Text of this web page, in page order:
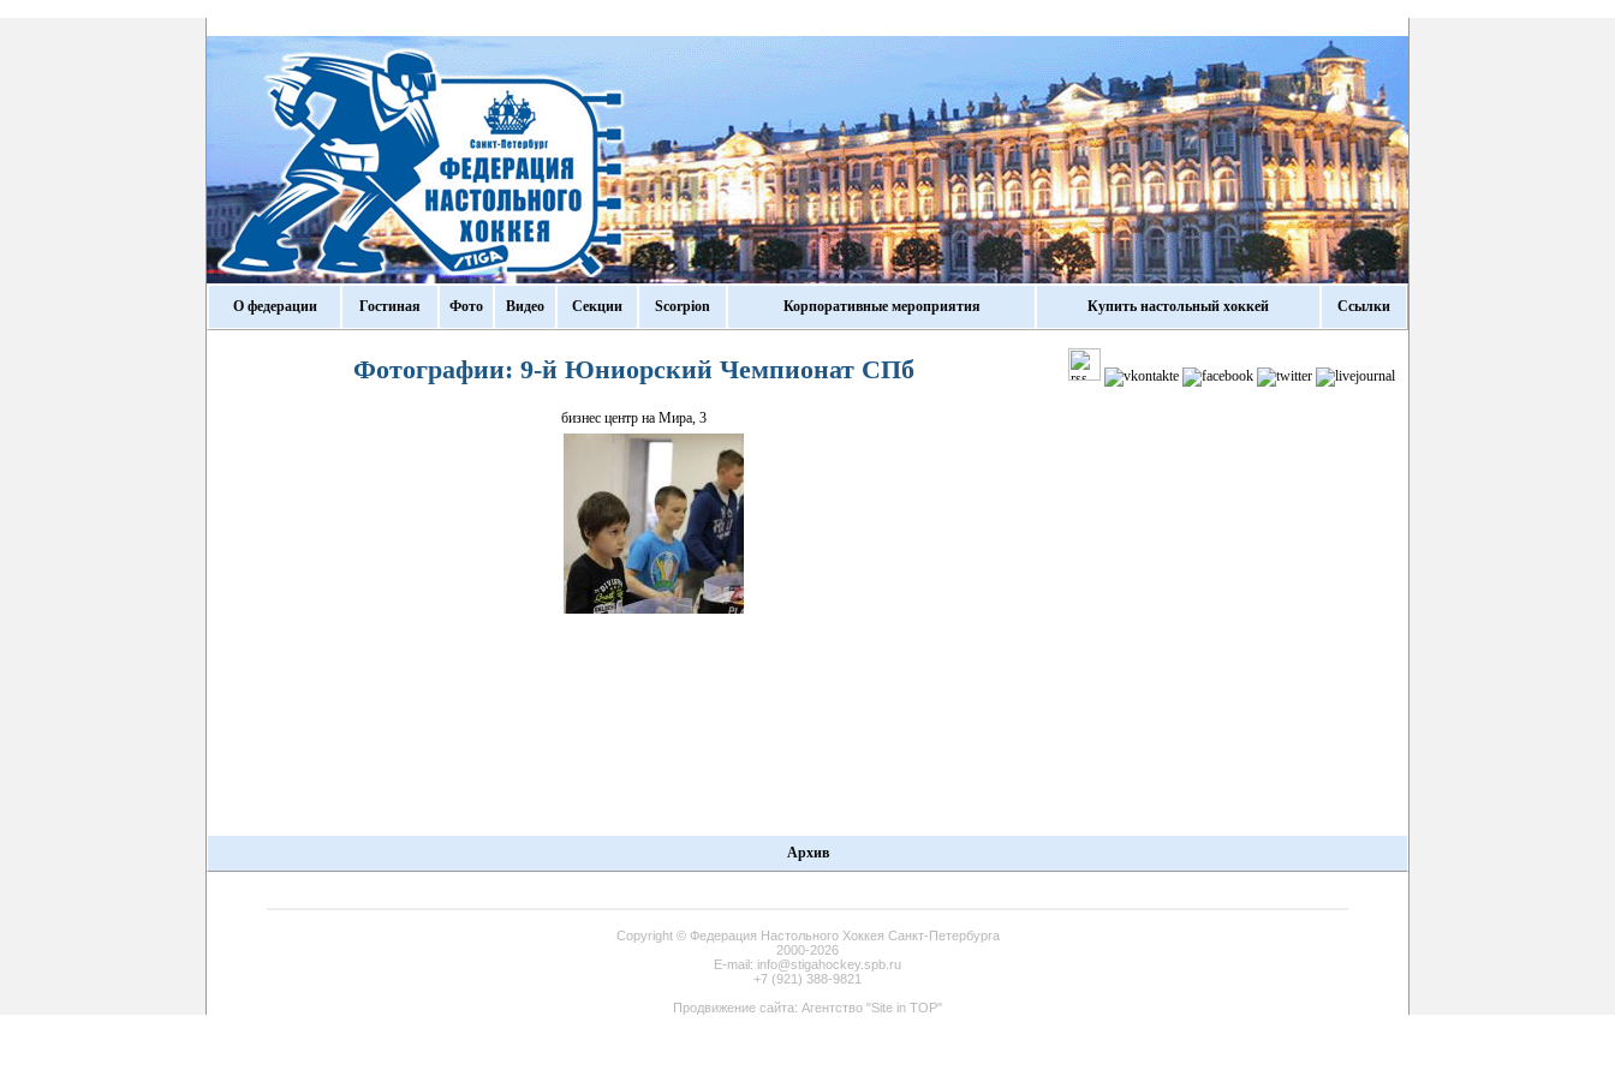
О федерации Гостиная Фото Видео Секции Scorpion Корпоративные мероприятия Купить настольный хоккей Ссылки
Фотографии: 9-й Юниорский Чемпионат СПб
бизнес центр на Мира, 3
Архив
Copyright © Федерация Настольного Хоккея Санкт-Петербурга
2000-2026
E-mail: info@stigahockey.spb.ru
+7 (921) 388-9821
Продвижение сайта: Агентство "Site in TOP"